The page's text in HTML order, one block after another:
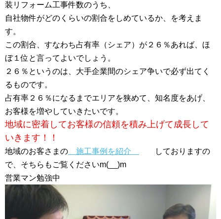
装リフォーム工事件数のうち、
自社物件がどのくらいの割合をしめているか、を考えま
す。
この割合、すなわち占有率（シェア）が２６％あれば、ほ
ぼ１位と言ってよいでしょう。
２６％というのは、大手企業間のシェア争いで必ず出てく
るものです。
占有率２６％になるまでエリアを狭めて、知名度をあげ、
お客様を増やしていきたいです。
地域に密着してお客様の信頼を積み上げて成長して
いきます！！
地域のお客さまの 施工事例を紹介
しておりますの
で、そちらもご覧くださいm(__)m
営業マン勉強中